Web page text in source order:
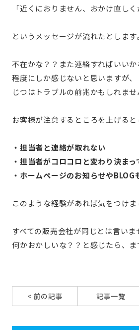
「近くにおりません、おかけ直しく
というメッセージが流れたとします。
不在かな？？また連絡すればいいか
程度にしか感じないと思いますが、
じつはトラブルの前兆かもしれませ
お客様が注意するところを上げると
・担当者と連絡が取れない
・担当者がコロコロと変わり決まっ
・ホームページのお知らせやBLOG
このような経験があれば気をつけま
すべての販売会社が同じとは言いま
何かおかしいな？？と感じたら、ま
< 前の記事 記事一覧